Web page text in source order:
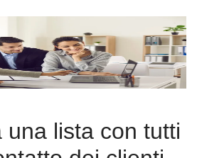
una lista con tutti